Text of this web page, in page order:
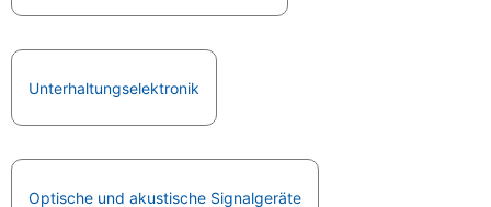
Unterhaltungselektronik
Optische und akustische Signalgeräte